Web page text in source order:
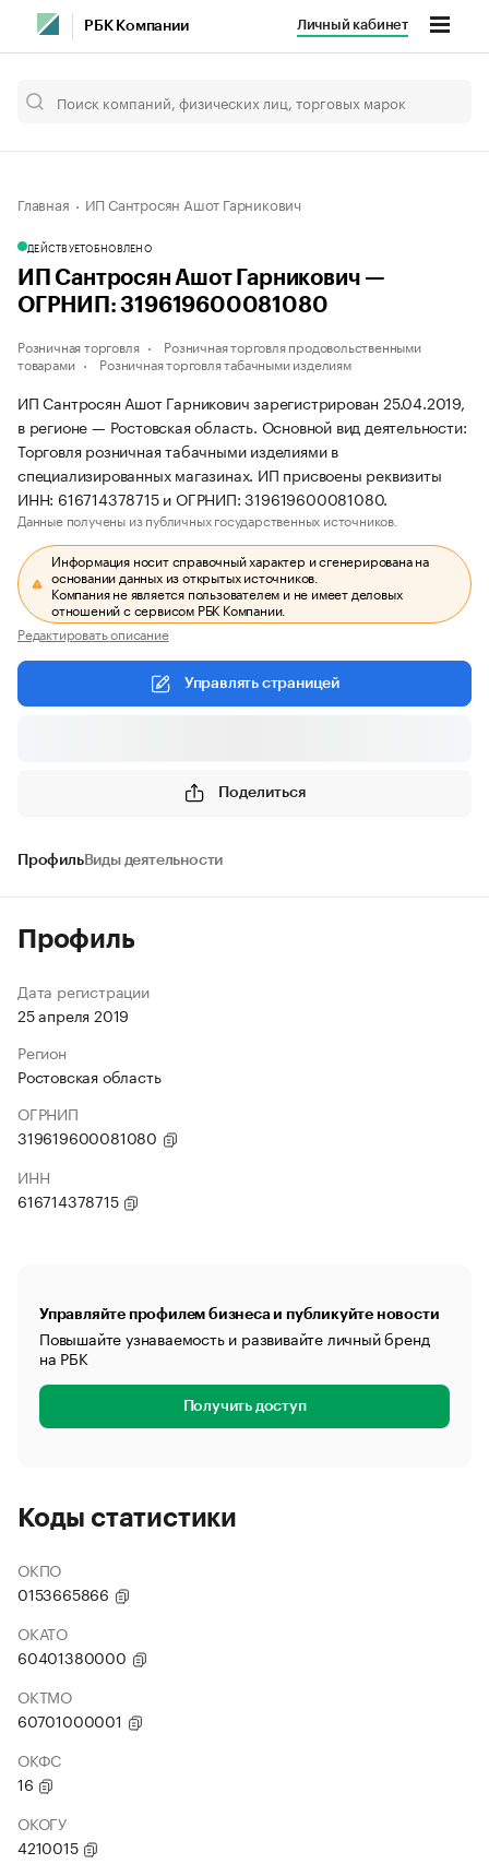
РБК Компании Личный кабинет
Главная ИП Сантросян Ашот Гарникович
ДЕЙСТВУЕТОБНОВЛЕНО
ИП Сантросян Ашот Гарникович —
ОГРНИП: 319619600081080
Розничная торговля
Розничная торговля продовольственными
товарами
Розничная торговля табачными изделиям
ИП Сантросян Ашот Гарникович зарегистрирован 25.04.2019,
в регионе — Ростовская область. Основной вид деятельности:
Торговля розничная табачными изделиями в
специализированных магазинах. ИП присвоены реквизиты
ИНН: 616714378715 и ОГРНИП: 319619600081080.
Данные получены из публичных государственных источников.
Информация носит справочный характер и сгенерирована на
основании данных из открытых источников.
Компания не является пользователем и не имеет деловых
отношений с сервисом РБК Компании.
Редактировать описание
Управлять страницей
Поделиться
ПрофильВиды деятельности
Профиль
Дата регистрации
25 апреля 2019
Регион
Ростовская область
ОГРНИП
319619600081080
ИНН
616714378715
Управляйте профилем бизнеса и публикуйте новости
Повышайте узнаваемость и развивайте личный бренд
на РБК
Получить доступ
Коды статистики
ОКПО
0153665866
ОКАТО
60401380000
ОКТМО
60701000001
ОКФС
16
ОКОГУ
4210015